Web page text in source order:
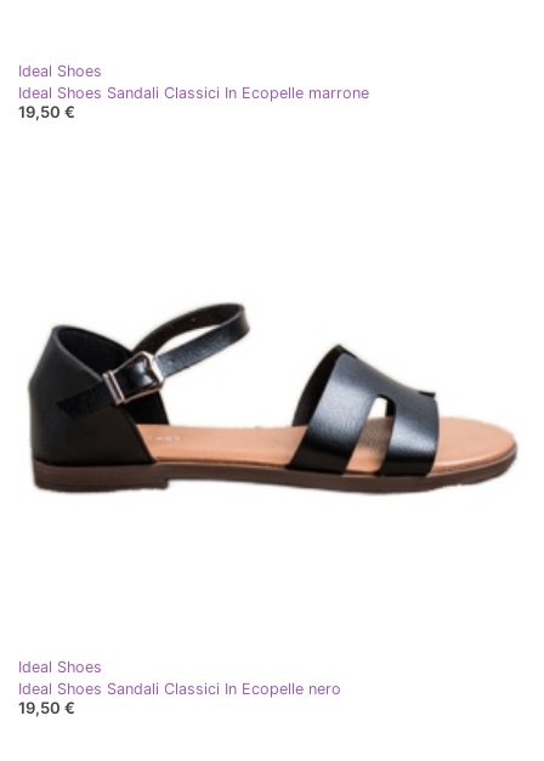
Ideal Shoes
Ideal Shoes Sandali Classici In Ecopelle marrone
19,50 €
Ideal Shoes
Ideal Shoes Sandali Classici In Ecopelle nero
19,50 €